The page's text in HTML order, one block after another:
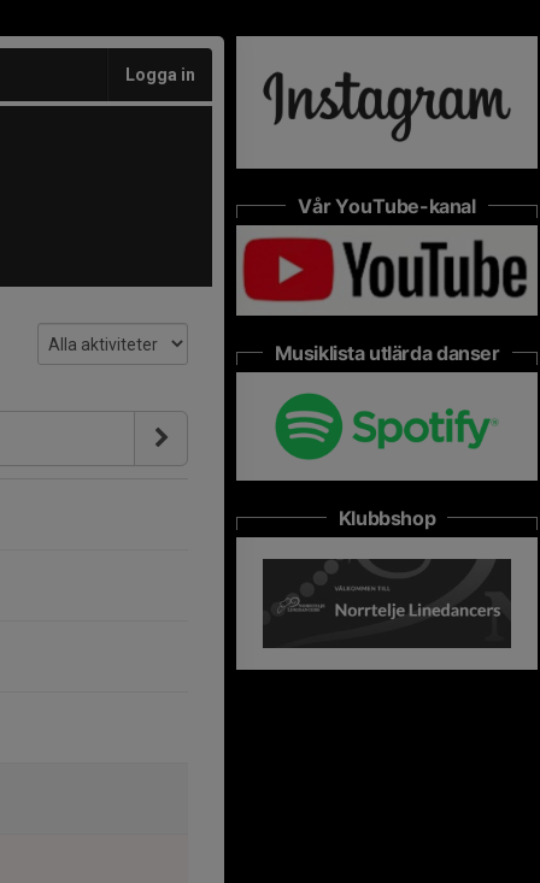
Logga in
Vår YouTube-kanal
Musiklista utlärda danser
Klubbshop